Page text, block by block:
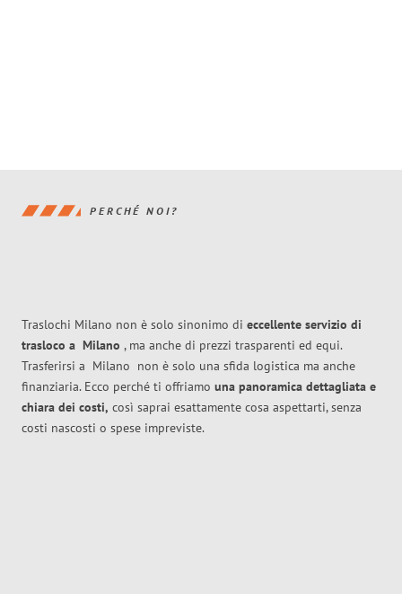
PERCHÉ NOI?
Traslochi Milano non è solo sinonimo di eccellente servizio di
trasloco a Milano , ma anche di prezzi trasparenti ed equi.
Trasferirsi a Milano non è solo una sfida logistica ma anche
finanziaria. Ecco perché ti offriamo una panoramica dettagliata e
chiara dei costi, così saprai esattamente cosa aspettarti, senza
costi nascosti o spese impreviste.